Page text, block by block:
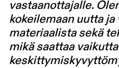
vastaanottajalle.
kokeilemaan uutta ja
materiaalista sekä
mikä saattaa